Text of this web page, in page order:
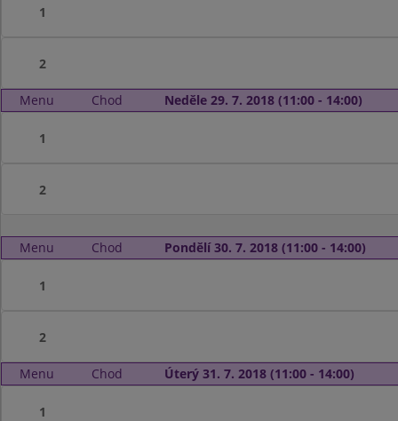
1
2
Menu Chod Neděle 29. 7. 2018 (11:00 - 14:00)
1
2
Menu Chod Pondělí 30. 7. 2018 (11:00 - 14:00)
1
2
Menu Chod Úterý 31. 7. 2018 (11:00 - 14:00)
1